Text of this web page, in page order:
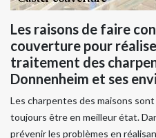
Les raisons de faire
couverture pour
traitement des
Donnenheim et ses
Les charpentes des maisons
toujours être en meilleur état.
prévenir les problèmes en